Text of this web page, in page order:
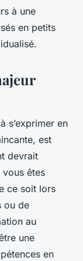
à une
en petits
s’exprimer en
est
devrait
vous êtes
ce soit lors
ou de
au
une
en